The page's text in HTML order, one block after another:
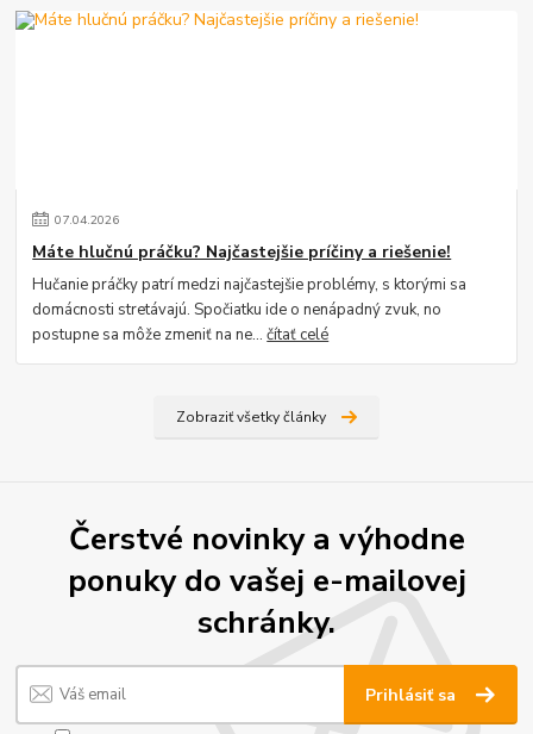
07.04.2026
Máte hlučnú práčku? Najčastejšie príčiny a riešenie!
Hučanie práčky patrí medzi najčastejšie problémy, s ktorými sa
domácnosti stretávajú. Spočiatku ide o nenápadný zvuk, no
postupne sa môže zmeniť na ne...čítať celé
Zobraziť všetky články
Čerstvé novinky a výhodne
ponuky do vašej e-mailovej
schránky.
Prihlásiť sa